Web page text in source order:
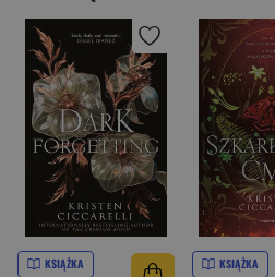
KSIĄŻKA KSIĄŻKA